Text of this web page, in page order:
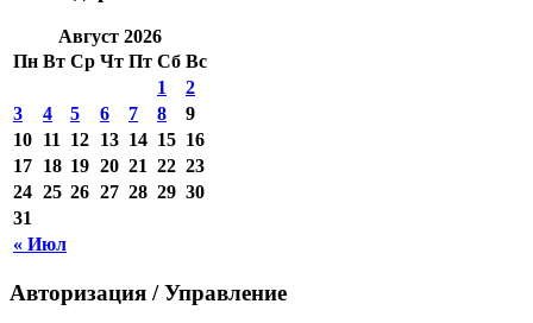
Август 2026
Пн Вт Ср Чт Пт Сб Вс
« Июл
1
2
3
4 5 6 7 8
9
10 11 12 13 14 15 16
17 18 19 20 21 22 23
24 25 26 27 28 29 30
31
Авторизация / Управление